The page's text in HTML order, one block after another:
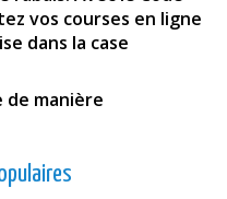
vos courses en ligne
dans la case
de manière